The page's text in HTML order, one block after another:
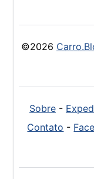
©2026
Sobre-
Contato -